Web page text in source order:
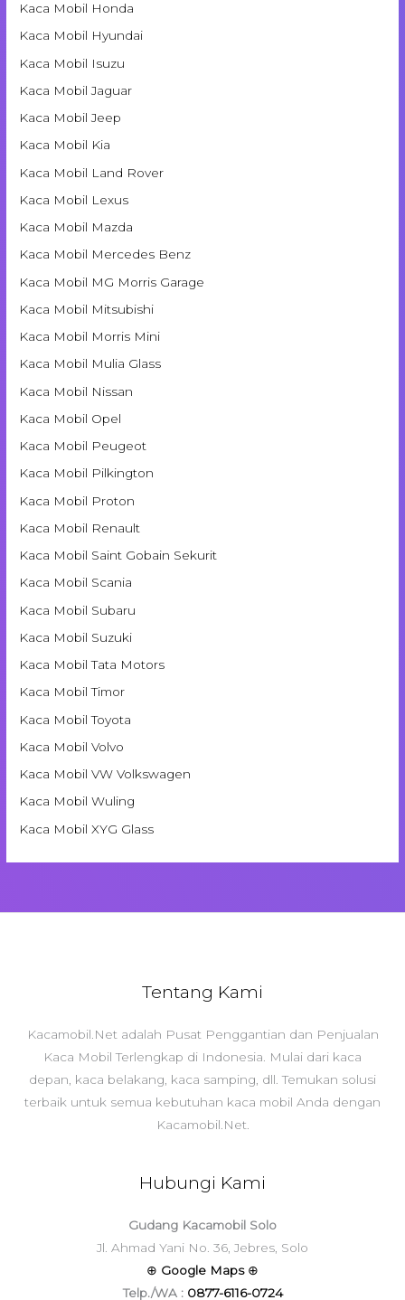
Kaca Mobil Honda
Kaca Mobil Hyundai
Kaca Mobil Isuzu
Kaca Mobil Jaguar
Kaca Mobil Jeep
Kaca Mobil Kia
Kaca Mobil Land Rover
Kaca Mobil Lexus
Kaca Mobil Mazda
Kaca Mobil Mercedes Benz
Kaca Mobil MG Morris Garage
Kaca Mobil Mitsubishi
Kaca Mobil Morris Mini
Kaca Mobil Mulia Glass
Kaca Mobil Nissan
Kaca Mobil Opel
Kaca Mobil Peugeot
Kaca Mobil Pilkington
Kaca Mobil Proton
Kaca Mobil Renault
Kaca Mobil Saint Gobain Sekurit
Kaca Mobil Scania
Kaca Mobil Subaru
Kaca Mobil Suzuki
Kaca Mobil Tata Motors
Kaca Mobil Timor
Kaca Mobil Toyota
Kaca Mobil Volvo
Kaca Mobil VW Volkswagen
Kaca Mobil Wuling
Kaca Mobil XYG Glass
Tentang Kami
Kacamobil.Net adalah Pusat Penggantian dan Penjualan
Kaca Mobil Terlengkap di Indonesia. Mulai dari kaca
depan, kaca belakang, kaca samping, dll. Temukan solusi
terbaik untuk semua kebutuhan kaca mobil Anda dengan
Kacamobil.Net.
Hubungi Kami
Gudang Kacamobil Solo
Jl. Ahmad Yani No. 36, Jebres, Solo
⊕ Google Maps ⊕
Telp./WA : 0877-6116-0724